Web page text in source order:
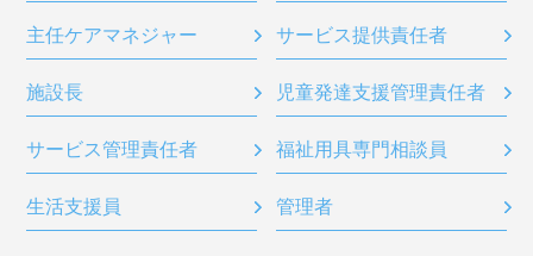
主任ケアマネジャー サービス提供責任者
施設長 児童発達支援管理責任者
サービス管理責任者 福祉用具専門相談員
生活支援員 管理者